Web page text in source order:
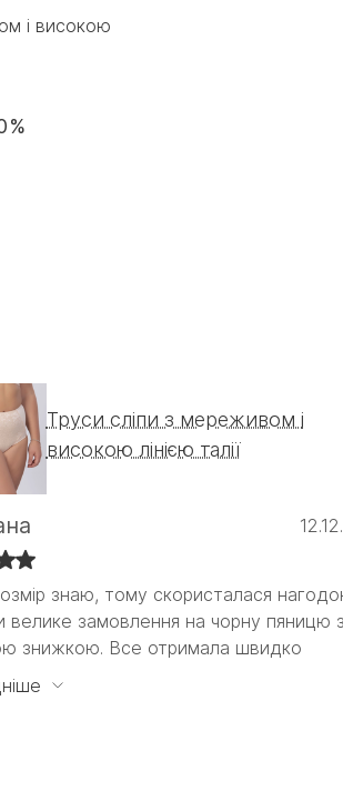
і високою
Труси сліпи з мереживом і
високою лінією талії
знаю, тому скористалася
велике замовлення на чорну пяницю з
знижкою. Все отримала швидко
знаю, тому скористалася
велике замовлення на чорну пяницю з
знижкою. Все отримала швидко і
своїм вибором. Вперше взяла на
трусики з високою талією,